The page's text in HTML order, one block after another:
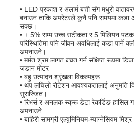
• LED प्रकाश र अलार्म बत्ती संग मधुरो
बनाउन ताकि अपरेटरले कुनै पनि समयमा कडा
सक्छ।
• ± 5% सम्म उच्च सटीकता र 5 मिलियन
परिस्थितिमा पनि जीवन अवधिलाई कडा पार्ने
अपनाउने।
• मर्मत श्रम लागत बचत गर्न संक्षिप्त रूपमा
जडान मोटर
• बहु उत्पादन श्रृंखला विकल्पहरू
• थप लचिलो रोटेशन आवश्यकतालाई अनुमति
सुसज्जित।
• रिभर्स र अनलक स्क्रू डेटा रेकर्डिङ हासिल
अपनाउने
• बाहिरी सामग्री एल्युमिनियम-म्याग्नेसियम